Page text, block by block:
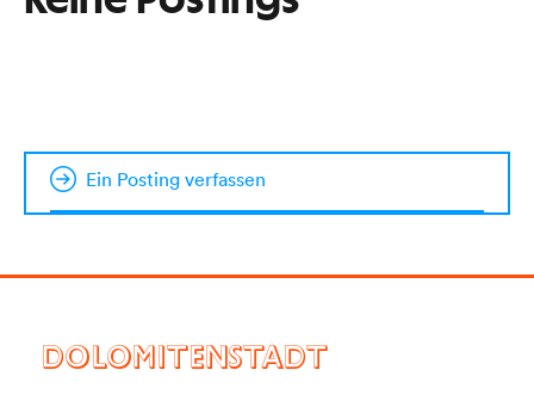
Ein Posting verfassen
DOLOMITENSTADT